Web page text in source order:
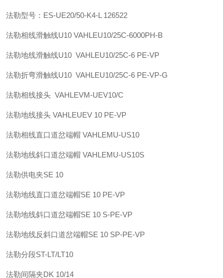
法勒型号：ES-UE20/50-K4-L 126522
法勒相线滑触线U10 VAHLEU10/25C-6000PH-B
法勒地线滑触线U10 VAHLEU10/25C-6 PE-VP
法勒折弯滑触线U10 VAHLEU10/25C-6 PE-VP-G
法勒相线接头 VAHLEVM-UEV10/C
法勒地线接头 VAHLEUEV 10 PE-VP
法勒相线直口道岔端帽 VAHLEMU-US10
法勒地线斜口道岔端帽 VAHLEMU-US10S
法勒供电夹SE 10
法勒地线直口道岔端帽SE 10 PE-VP
法勒地线斜口道岔端帽SE 10 S-PE-VP
法勒地线反斜口道岔端帽SE 10 SP-PE-VP
法勒分段ST-LT/LT10
法勒间隔夹DK 10/14